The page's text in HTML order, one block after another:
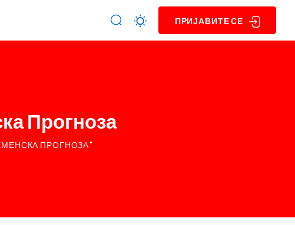
ПРИЈАВИТЕ СЕ
Прогноза
ПРОГНОЗА"